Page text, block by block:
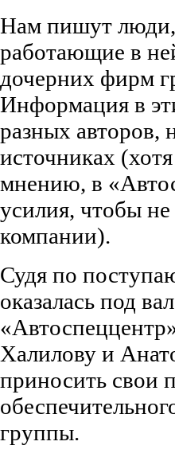
Нам пишут люди,
работающие в
дочерних фирм
Информация в
разных авторов,
источниках
мнению, в
усилия, чтобы
компании).
Судя по
оказалась под
Халилову и
приносить свои
группы.